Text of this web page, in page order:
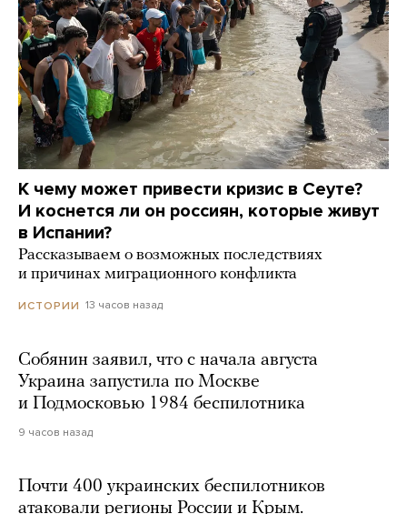
К чему может привести кризис в Сеуте?
И коснется ли он россиян, которые живут
в Испании?
Рассказываем о возможных последствиях
и причинах миграционного конфликта
ИСТОРИИ 13 часов назад
Собянин заявил, что с начала августа
Украина запустила по Москве
и Подмосковью 1984 беспилотника
9 часов назад
Почти 400 украинских беспилотников
атаковали регионы России и Крым.